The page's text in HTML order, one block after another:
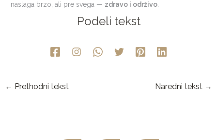
naslaga brzo, ali pre svega — zdravo i održivo.
Podeli tekst
← Prethodni tekst Naredni tekst →